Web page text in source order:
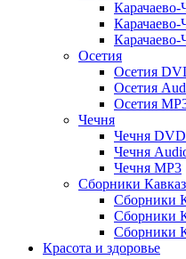
Карачаево-
Осетия
Осетия
Осетия
Осетия
Чечня
Чечня DVD
Чечня
Чечня MP3
Сборники
Сборники
Сборники
Сборники
Красота и здоровье